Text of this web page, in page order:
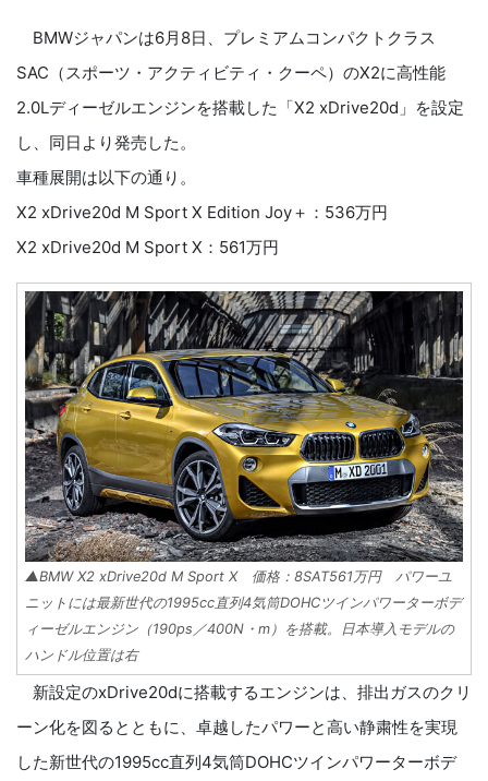
BMWジャパンは6月8日、プレミアムコンパクトクラス
SAC（スポーツ・アクティビティ・クーペ）のX2に高性能
2.0Lディーゼルエンジンを搭載した「X2 xDrive20d」を設定
し、同日より発売した。
車種展開は以下の通り。
X2 xDrive20d M Sport X Edition Joy＋：536万円
X2 xDrive20d M Sport X：561万円
▲BMW X2 xDrive20d M Sport X 価格：8SAT561万円 パワーユ
ニットには最新世代の1995cc直列4気筒DOHCツインパワーターボデ
ィーゼルエンジン（190ps／400N・m）を搭載。日本導入モデルの
ハンドル位置は右
新設定のxDrive20dに搭載するエンジンは、排出ガスのクリ
ーン化を図るとともに、卓越したパワーと高い静粛性を実現
した新世代の1995cc直列4気筒DOHCツインパワーターボデ